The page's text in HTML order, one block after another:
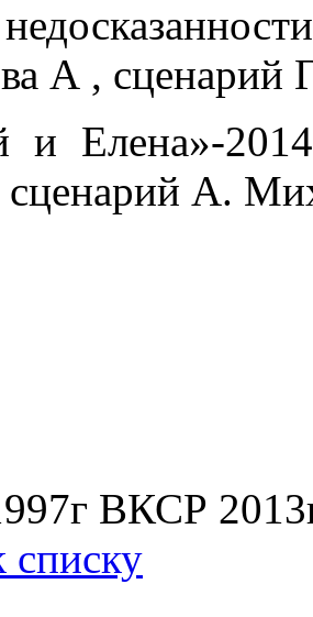
А , сценарий
и Елена»-
А.
ВКСР
списку